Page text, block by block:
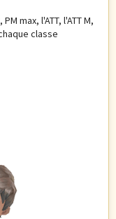
max, l'ATT, l'ATT M,
classe